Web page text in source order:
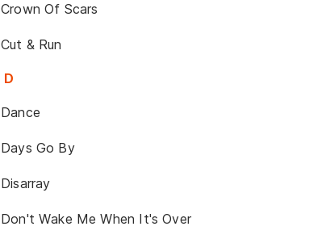
Crown Of Scars
Cut & Run
D
Dance
Days Go By
Disarray
Don't Wake Me When It's Over